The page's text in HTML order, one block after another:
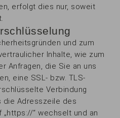
erfolgt dies nur, soweit
und zum
Inhalte, wie zum
Anfragen, die Sie an uns
eine SSL- bzw. TLS-
Verbindung
die Adresszeile des
„https://“ wechselt und an